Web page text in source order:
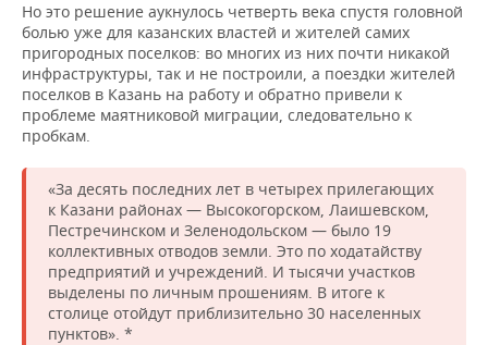
Но это решение аукнулось четверть века спустя головной
болью уже для казанских властей и жителей самих
пригородных поселков: во многих из них почти никакой
инфраструктуры, так и не построили, а поездки жителей
поселков в Казань на работу и обратно привели к
проблеме маятниковой миграции, следовательно к
пробкам.
«За десять последних лет в четырех прилегающих
к Казани районах — Высокогорском, Лаишевском,
Пестречинском и Зеленодольском — было 19
коллективных отводов земли. Это по ходатайству
предприятий и учреждений. И тысячи участков
выделены по личным прошениям. В итоге к
столице отойдут приблизительно 30 населенных
пунктов». *